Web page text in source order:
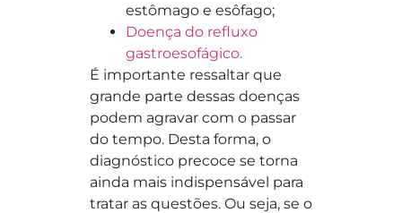
estômago e esôfago;
Doença do refluxo
gastroesofágico.
É importante ressaltar que
grande parte dessas doenças
podem agravar com o passar
do tempo. Desta forma, o
diagnóstico precoce se torna
ainda mais indispensável para
tratar as questões. Ou seja, se o